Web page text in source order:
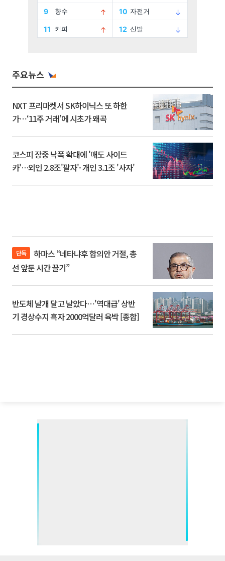
주요뉴스
NXT 프리마켓서 SK하이닉스 또 하한
가⋯‘11주 거래’에 시초가 왜곡
코스피 장중 낙폭 확대에 '매도 사이드
카'…외인 2.8조'팔자'· 개인 3.1조 '사자'
단독
선 앞둔 시간 끌기”
반도체 날개 달고 날았다⋯'역대급' 상반
기 경상수지 흑자 2000억달러 육박 [종합]